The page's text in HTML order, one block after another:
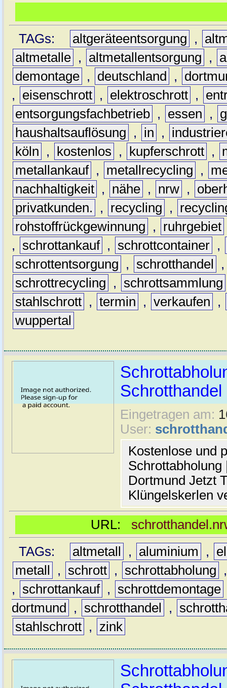
TAGs: altgeräteentsorgung ,
altmetalle , altmetallentsorgung ,
demontage , deutschland ,
,
eisenschrott , elektroschrott ,
entsorgungsfachbetrieb , essen ,
haushaltsauflösung
, in ,
köln
, kostenlos , kupferschrott ,
metallankauf , metallrecycling ,
nachhaltigkeit , nähe , nrw ,
privatkunden.
, recycling ,
rohstoffrückgewinnung
, ruhrgebiet
,
schrottankauf , schrottcontainer ,
schrottentsorgung
, schrotthandel
schrottrecycling
, schrottsammlung
stahlschrott , termin , verkaufen
,
wuppertal
Schrotthandel
Eingetragen am:
User:
Kostenlose und
Dortmund Jetzt
Klüngelskerlen
URL:
TAGs:
altmetall , aluminium ,
metall
, schrott , schrottabholung
,
schrottankauf , schrottdemontage
dortmund
, schrotthandel ,
stahlschrott , zink